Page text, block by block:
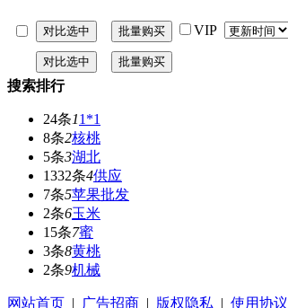
VIP
搜索排行
24条11*1
8条2核桃
5条3湖北
1332条4供应
7条5苹果批发
2条6玉米
15条7蜜
3条8黄桃
2条9机械
网站首页 | 广告招商 | 版权隐私 | 使用协议